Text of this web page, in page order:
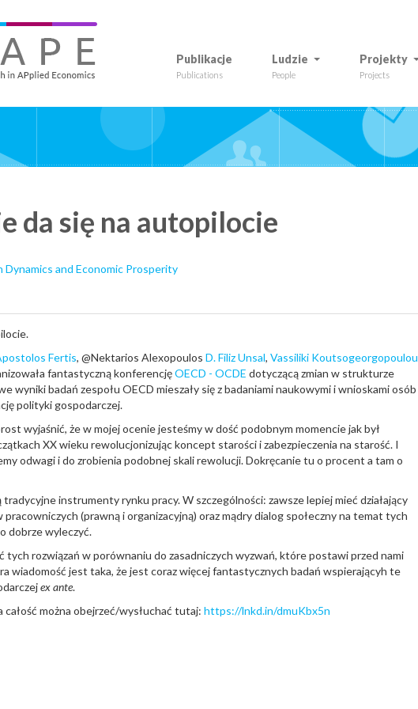
Publikacje
Publications
Ludzie
People
Projekty
Projects
da się na autopilocie
Dynamics and Economic Prosperity
Fertis, @Nektarios Alexopoulos D. Filiz Unsal, Vassiliki Koutsogeorgopoulou
fantastyczną konferencjęOECD - OCDE dotyczącą zmian w strukturze
wyniki badań zespołu OECD mieszały się z badaniami naukowymi i wnioskami osób
polityki gospodarczej.
wyjaśnić, że w mojej ocenie jesteśmy w dość podobnym momencie jak był
XX wieku rewolucjonizując koncept starości i zabezpieczenia na starość. I
odwagi i do zrobienia podobnej skali rewolucji. Dokręcanie tu o procent a tam o
tradycyjne instrumenty rynku pracy. W szczególności: zawsze lepiej mieć działający
(prawną i organizacyjną) oraz mądry dialog społeczny na temat tych
dobrze wyleczyć.
tych rozwiązań w porównaniu do zasadniczych wyzwań, które postawi przed nami
wiadomość jest taka, że jest coraz więcej fantastycznych badań wspierającyh te
ex ante.
całość można obejrzeć/wysłuchać tutaj: https://lnkd.in/dmuKbx5n